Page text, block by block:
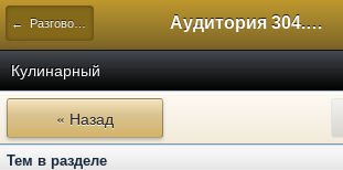
← Разговоры по интересам Аудитория 304. История России
Кулинарный
« Назад
Тем в разделе